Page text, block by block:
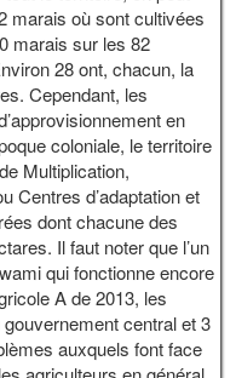
marais où sont cultivées
marais sur les 82
28 ont, chacun, la
Cependant, les
en
coloniale, le territoire
Multiplication,
Centres d’adaptation et
dont chacune des
Il faut noter que l’un
qui fonctionne encore
A de 2013, les
central et 3
auxquels font face